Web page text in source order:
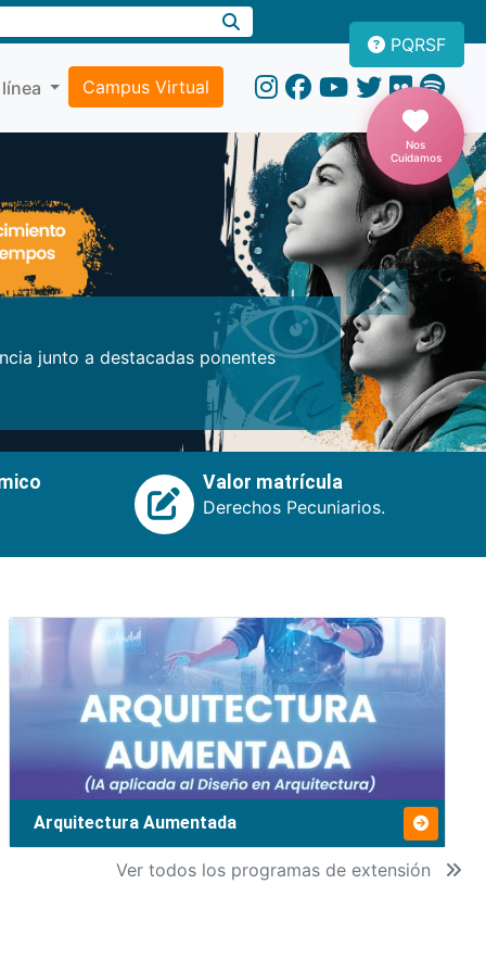
Campus Virtual
PQRSF
Nos
Cuidamos
junto a destacadas ponentes
Próxima
Valor matrícula
Derechos Pecuniarios.
Arquitectura Aumentada
Ver todos los programas de extensión